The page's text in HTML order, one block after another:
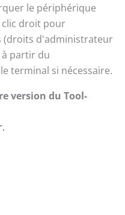
le périphérique
clic droit pour
(droits d'administrateur
partir du
terminal si nécessaire.
version du Tool-